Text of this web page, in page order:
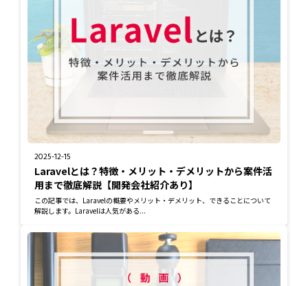
2025-12-15
Laravelとは？特徴・メリット・デメリットから案件活
用まで徹底解説【開発会社紹介あり】
この記事では、Laravelの概要やメリット・デメリット、できることについて
解説します。Laravelは人気がある...